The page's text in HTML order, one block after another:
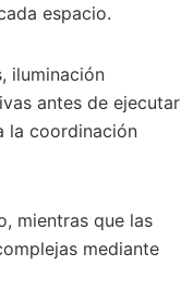
espacio.
iluminación
antes de ejecutar
la coordinación
mientras que las
mediante